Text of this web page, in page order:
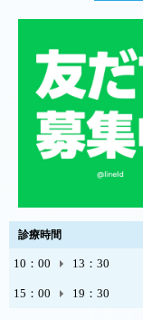
診療時間
10：00 13：30
15：00 19：30